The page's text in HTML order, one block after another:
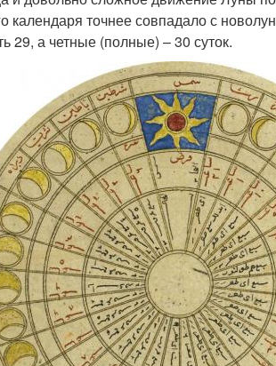
календаря точнее совпадало с
29, а четные (полные) – 30 суток.